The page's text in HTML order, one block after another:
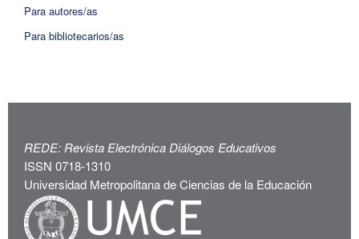
Para autores/as
Para bibliotecarios/as
REDE: Revista Electrónica Diálogos Educativos
ISSN 0718-1310
Universidad Metropolitana de Ciencias de la Educación